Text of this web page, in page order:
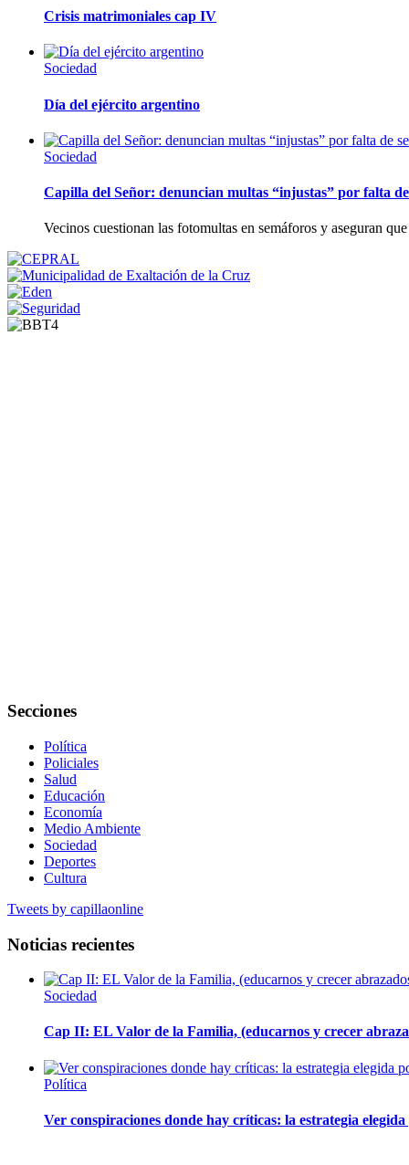
Crisis matrimoniales cap IV
Sociedad
Día del ejército argentino
Sociedad
Capilla del Señor: denuncian multas “injustas” por falta
Vecinos cuestionan las fotomultas en semáforos y aseguran
Secciones
Política
Policiales
Salud
Educación
Economía
Medio Ambiente
Sociedad
Deportes
Cultura
Tweets by capillaonline
Noticias recientes
Sociedad
Cap II: EL Valor de la Familia, (educarnos y crecer
Política
Ver conspiraciones donde hay críticas: la estrategia